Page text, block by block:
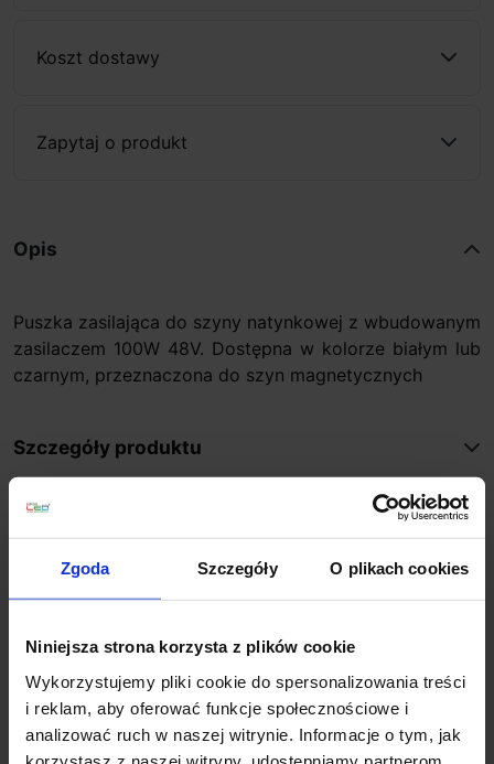
Zgoda Szczegóły O plikach cookies
Niniejsza strona korzysta z plików cookie
Wykorzystujemy pliki cookie do spersonalizowania treści
i reklam, aby oferować funkcje społecznościowe i
analizować ruch w naszej witrynie. Informacje o tym, jak
Koszt dostawy
Zapytaj o produkt
Opis
Puszka zasilająca do szyny natynkowej z wbudowanym
zasilaczem 100W 48V. Dostępna w kolorze białym lub
czarnym, przeznaczona do szyn magnetycznych
Szczegóły produktu
Zobacz także